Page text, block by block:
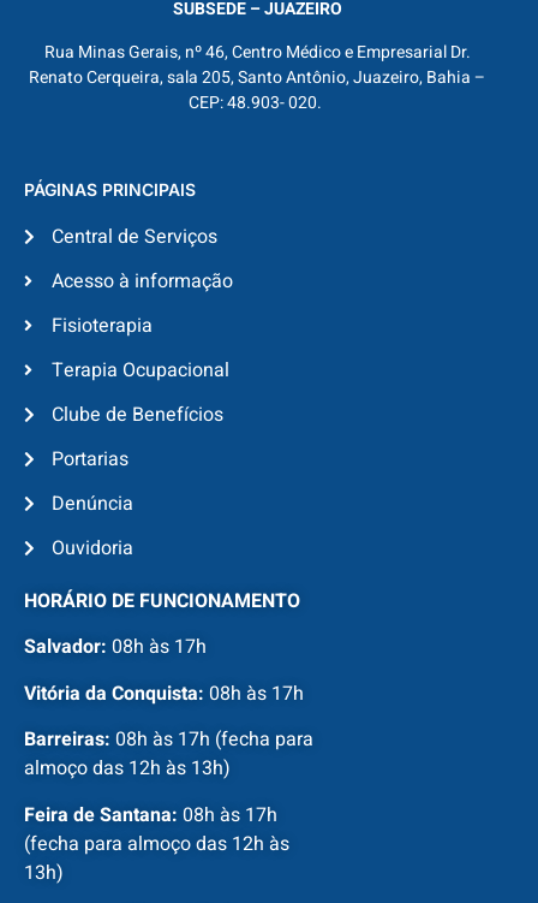
SUBSEDE – JUAZEIRO
Rua Minas Gerais, nº 46, Centro Médico e Empresarial Dr.
Renato Cerqueira, sala 205, Santo Antônio, Juazeiro, Bahia –
CEP: 48.903- 020.
PÁGINAS PRINCIPAIS
Central de Serviços
Acesso à informação
Fisioterapia
Terapia Ocupacional
Clube de Benefícios
Portarias
Denúncia
Ouvidoria
HORÁRIO DE FUNCIONAMENTO
Salvador: 08h às 17h
Vitória da Conquista: 08h às 17h
Barreiras: 08h às 17h (fecha para
almoço das 12h às 13h)
Feira de Santana: 08h às 17h
(fecha para almoço das 12h às
13h)